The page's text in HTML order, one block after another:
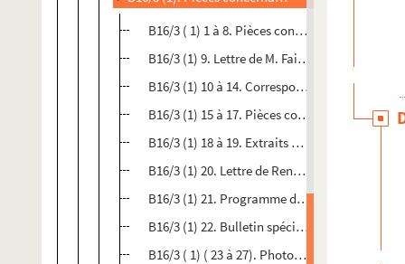
B16/3 ( 1) 1 à 8. Pièces concernant un buste
B16/3 (1) 9. Lettre de M. Faille à un ami
B16/3 (1) 10 à 14. Correspondance entre M.
B16/3 (1) 15 à 17. Pièces concernant des
B16/3 (1) 18 à 19. Extraits du catalogue du
B16/3 (1) 20. Lettre de René Faille à
B16/3 (1) 21. Programme de télévision sur
B16/3 (1) 22. Bulletin spécial de l'association
B16/3 ( 1) ( 23 à 27). Photographies du buste